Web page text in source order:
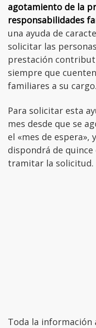
agotamiento de la
responsabilidades
una ayuda de
solicitar las
prestación
siempre que
familiares a su cargo.
Para solicitar esta
mes desde que se
el «mes de
dispondrá de
tramitar la solicitud.
Toda la información